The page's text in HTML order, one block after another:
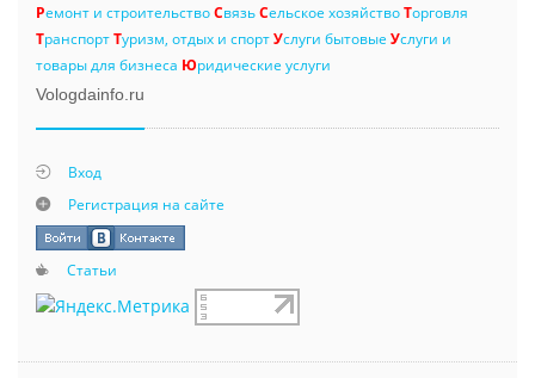
Ремонт и строительствоСвязьСельское хозяйствоТорговля
ТранспортТуризм, отдых и спортУслуги бытовые Услуги и
товары для бизнеса Юридические услуги
Vologdainfo.ru
Вход
Регистрация на сайте
Статьи